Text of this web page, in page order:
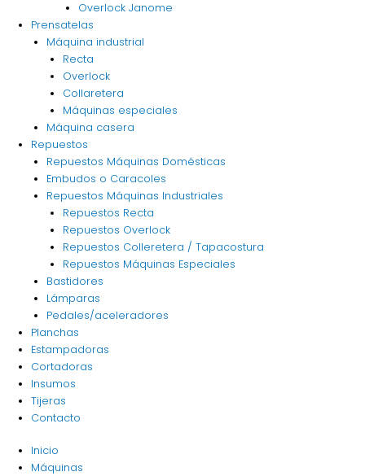
Overlock Janome
Prensatelas
Máquina industrial
Recta
Overlock
Collaretera
Máquinas especiales
Máquina casera
Repuestos
Repuestos Máquinas Domésticas
Embudos o Caracoles
Repuestos Máquinas Industriales
Repuestos Recta
Repuestos Overlock
Repuestos Colleretera / Tapacostura
Repuestos Máquinas Especiales
Bastidores
Lámparas
Pedales/aceleradores
Planchas
Estampadoras
Cortadoras
Insumos
Tijeras
Contacto
Inicio
Máquinas